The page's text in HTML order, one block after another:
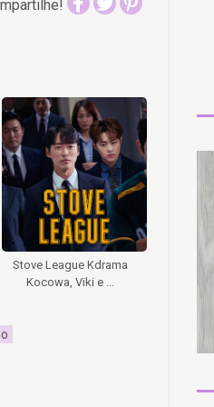
Stove League Kdrama
Kocowa, Viki e ...